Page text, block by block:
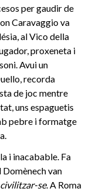
per gaudir de
Caravaggio va
al Vico della
proxeneta i
Avui un
recorda
de joc mentre
uns espaguetis
pebre i formatge
i inacabable. Fa
Domènech van
civilitzar-se. A Roma